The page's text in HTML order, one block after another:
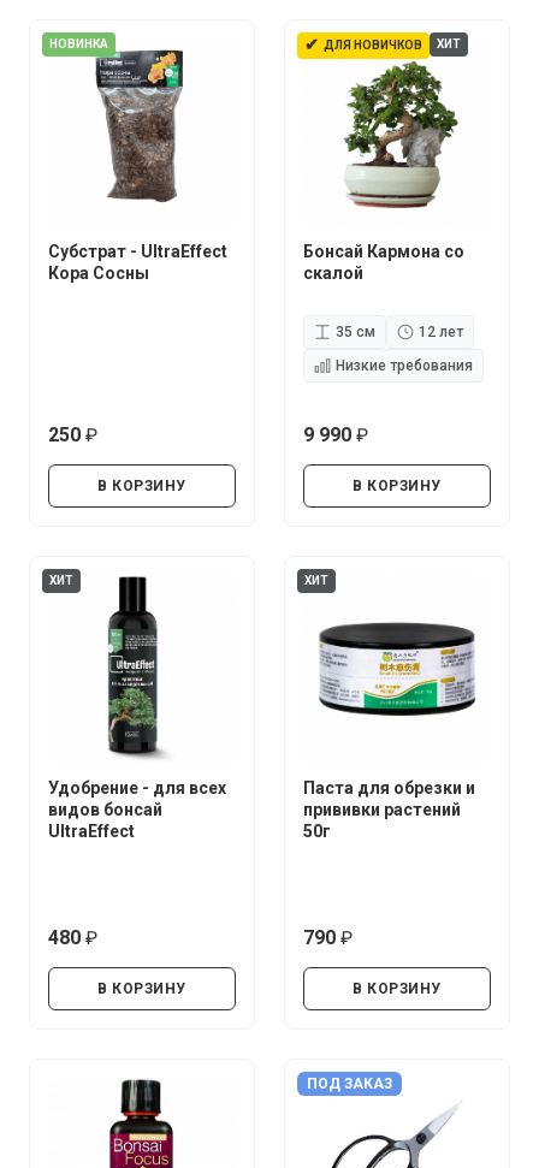
НОВИНКА
Субстрат - UltraEffect
Кора Сосны
250
В КОРЗИНУ
✔ ДЛЯ НОВИЧКОВ ХИТ
Бонсай Кармона со
скалой
35 см
12 лет
Низкие требования
9 990
В КОРЗИНУ
ХИТ
Удобрение - для всех
видов бонсай
UltraEffect
480
В КОРЗИНУ
ХИТ
Паста для обрезки и
прививки растений
50г
790
В КОРЗИНУ
ПОД ЗАКАЗ